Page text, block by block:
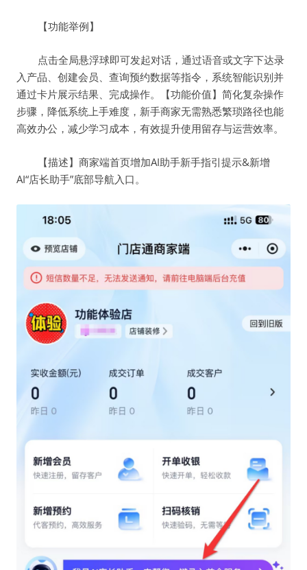
【功能举例】
点击全局悬浮球即可发起对话，通过语音或文字下达录
入产品、创建会员、查询预约数据等指令，系统智能识别并
通过卡片展示结果、完成操作。【功能价值】简化复杂操作
步骤，降低系统上手难度，新手商家无需熟悉繁琐路径也能
高效办公，减少学习成本，有效提升使用留存与运营效率。
【描述】商家端首页增加AI助手新手指引提示&新增
AI“店长助手”底部导航入口。